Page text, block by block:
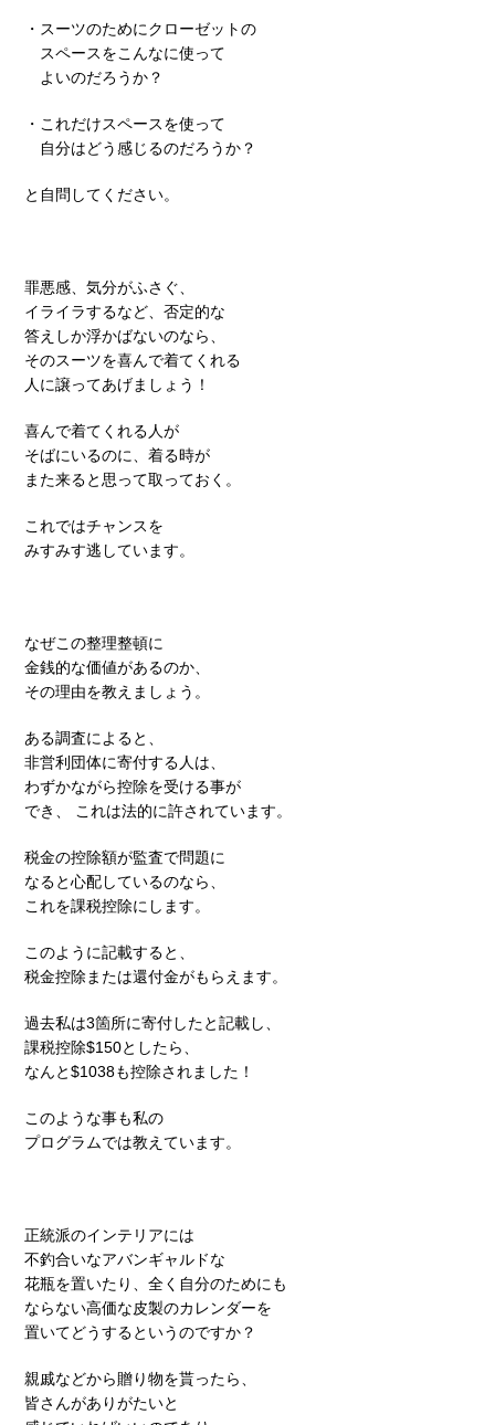
・スーツのためにクローゼットの
スペースをこんなに使って
よいのだろうか？
・これだけスペースを使って
自分はどう感じるのだろうか？
と自問してください。
罪悪感、気分がふさぐ、
イライラするなど、否定的な
答えしか浮かばないのなら、
そのスーツを喜んで着てくれる
人に譲ってあげましょう！
喜んで着てくれる人が
そばにいるのに、着る時が
また来ると思って取っておく。
これではチャンスを
みすみす逃しています。
なぜこの整理整頓に
金銭的な価値があるのか、
その理由を教えましょう。
ある調査によると、
非営利団体に寄付する人は、
わずかながら控除を受ける事が
でき、 これは法的に許されています。
税金の控除額が監査で問題に
なると心配しているのなら、
これを課税控除にします。
このように記載すると、
税金控除または還付金がもらえます。
過去私は3箇所に寄付したと記載し、
課税控除$150としたら、
なんと$1038も控除されました！
このような事も私の
プログラムでは教えています。
正統派のインテリアには
不釣合いなアバンギャルドな
花瓶を置いたり、全く自分のためにも
ならない高価な皮製のカレンダーを
置いてどうするというのですか？
親戚などから贈り物を貰ったら、
皆さんがありがたいと